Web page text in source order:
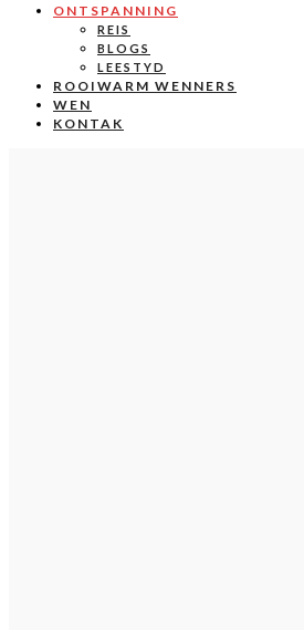
ONTSPANNING
REIS
BLOGS
LEESTYD
ROOIWARM WENNERS
WEN
KONTAK